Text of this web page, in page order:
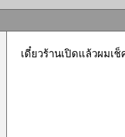
เดี๋ยวร้านเปิดแล้วผมเ